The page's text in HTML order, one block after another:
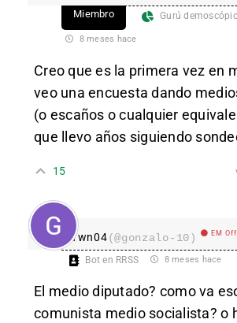
Miembro Gurú
8 meses hace
Creo que es la primera vez en
veo una encuesta dando
(o escaños o cualquier
que llevo años siguiendo
15
Ywn04(@gonzalo-10) EM Off
Bot en RRSS 8 meses hace
El medio diputado? como va
comunista medio socialista? o